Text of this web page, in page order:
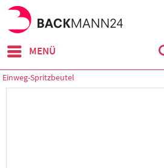
MENÜ
Einweg-Spritzbeutel